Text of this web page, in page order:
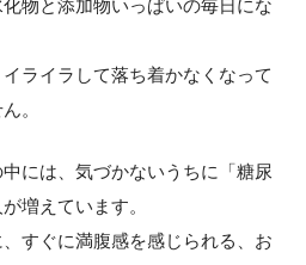
物と添加物いっぱいの毎日にな
ライラして落ち着かなくなって
。
には、気づかないうちに「糖尿
増えています。
すぐに満腹感を感じられる、お